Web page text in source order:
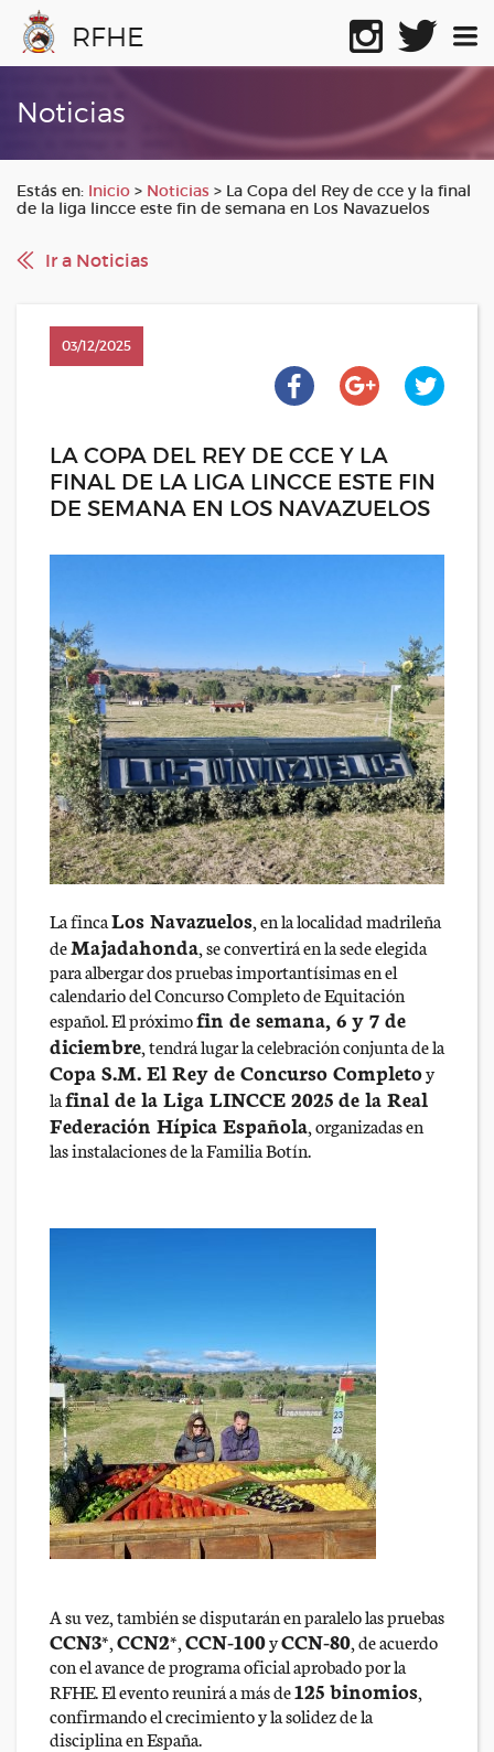
RFHE
Noticias
Estás en: Inicio > Noticias > La Copa del Rey de cce y la final
de la liga lincce este fin de semana en Los Navazuelos
Ir a Noticias
03/12/2025
LA COPA DEL REY DE CCE Y LA
FINAL DE LA LIGA LINCCE ESTE FIN
DE SEMANA EN LOS NAVAZUELOS
La fincaLos Navazuelos, en la localidad madrileña
deMajadahonda, se convertirá en la sede elegida
para albergar dos pruebas importantísimas en el
calendario del Concurso Completo de Equitación
español. El próximofin de semana, 6 y 7 de
diciembre, tendrá lugar la celebración conjunta de la
Copa S.M. El Rey de Concurso Completoy
lafinal de la Liga LINCCE 2025 de la Real
Federación Hípica Española, organizadas en
las instalaciones de la Familia Botín.
A su vez, también se disputarán en paralelo las pruebas
CCN3*,CCN2*,CCN-100yCCN-80, de acuerdo
con el avance de programa oficial aprobado por la
RFHE. El evento reunirá a más de125 binomios,
confirmando el crecimiento y la solidez de la
disciplina en España.